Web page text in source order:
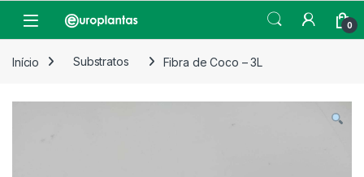
Open 0
Início Substratos Fibra de Coco – 3L